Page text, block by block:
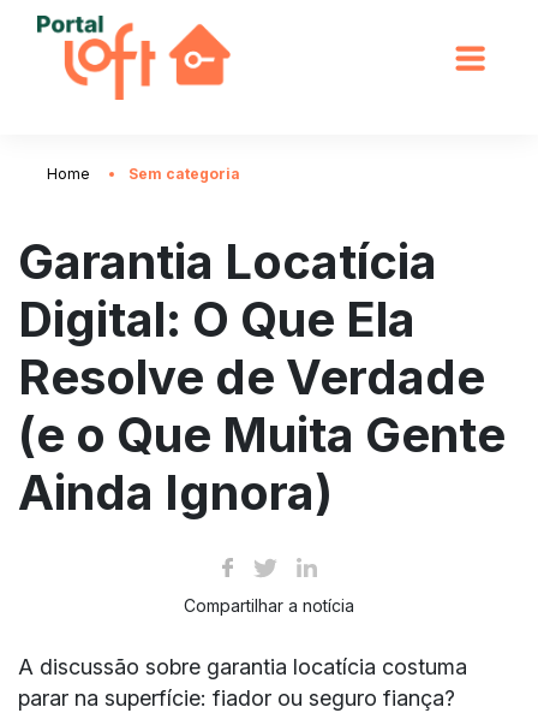
Home Sem categoria
Garantia Locatícia
Digital: O Que Ela
Resolve de Verdade
(e o Que Muita Gente
Ainda Ignora)
Compartilhar a notícia
A discussão sobre garantia locatícia costuma
parar na superfície: fiador ou seguro fiança?